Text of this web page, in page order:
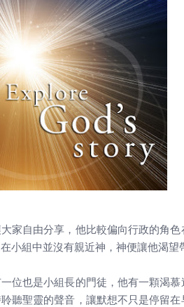
家自由分享，他比較偏向行政的角
小組中並沒有親近神，神便讓他渴望
位也是小組長的門徒，他有一顆渴
聽聖靈的聲音，讓默想不只是停留